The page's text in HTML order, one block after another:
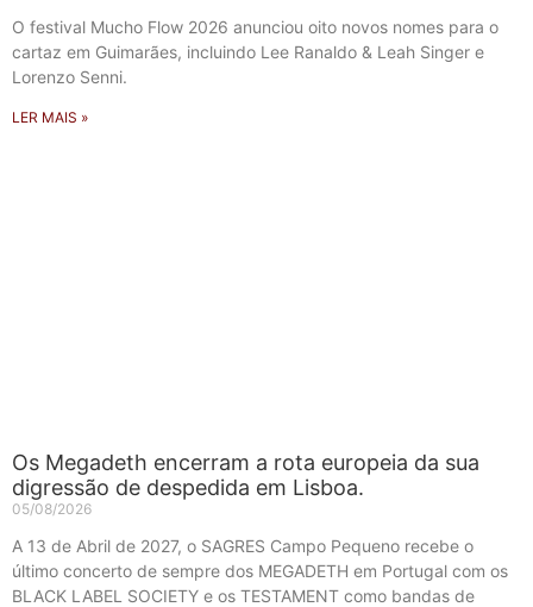
O festival Mucho Flow 2026 anunciou oito novos nomes para o
cartaz em Guimarães, incluindo Lee Ranaldo & Leah Singer e
Lorenzo Senni.
LER MAIS »
Os Megadeth encerram a rota europeia da sua
digressão de despedida em Lisboa.
05/08/2026
A 13 de Abril de 2027, o SAGRES Campo Pequeno recebe o
último concerto de sempre dos MEGADETH em Portugal com os
BLACK LABEL SOCIETY e os TESTAMENT como bandas de